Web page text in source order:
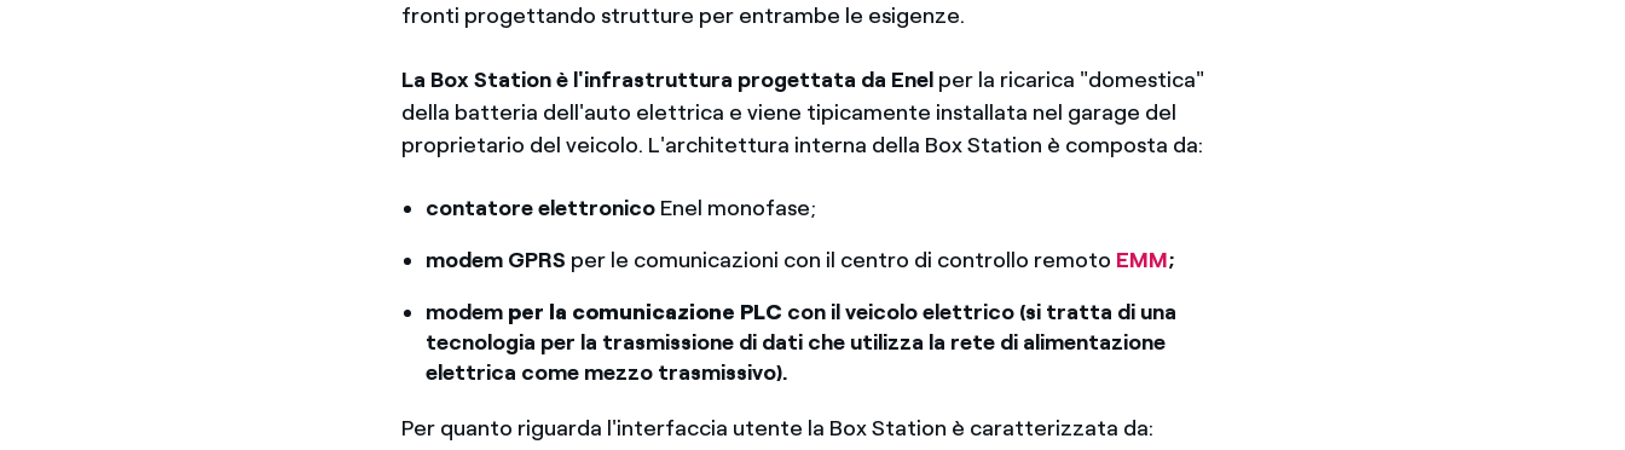
fronti progettando strutture per entrambe le esigenze.
La Box Station è l'infrastruttura progettata da Enel per la ricarica "domestica"
della batteria dell'auto elettrica e viene tipicamente installata nel garage del
proprietario del veicolo. L'architettura interna della Box Station è composta da:
contatore elettronico Enel monofase;
modem GPRS per le comunicazioni con il centro di controllo remoto EMM;
modem per la comunicazione PLC con il veicolo elettrico (si tratta di una
tecnologia per la trasmissione di dati che utilizza la rete di alimentazione
elettrica come mezzo trasmissivo).
Per quanto riguarda l'interfaccia utente la Box Station è caratterizzata da: